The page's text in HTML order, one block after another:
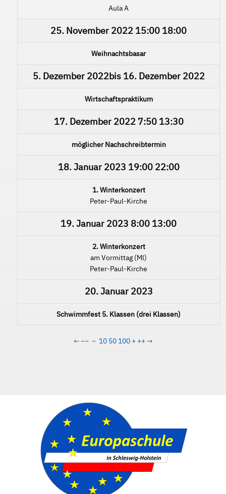
Aula A
25. November 2022 15:00 18:00
Weihnachtsbasar
5. Dezember 2022bis 16. Dezember 2022
Wirtschaftspraktikum
17. Dezember 20227:50 13:30
möglicher Nachschreibtermin
18. Januar 2023 19:00 22:00
1. Winterkonzert
Peter-Paul-Kirche
19. Januar 2023 8:00 13:00
2. Winterkonzert
am Vormittag (Ml)
Peter-Paul-Kirche
20. Januar 2023
Schwimmfest 5. Klassen (drei Klassen)
← −− − 10 50 100 + ++→